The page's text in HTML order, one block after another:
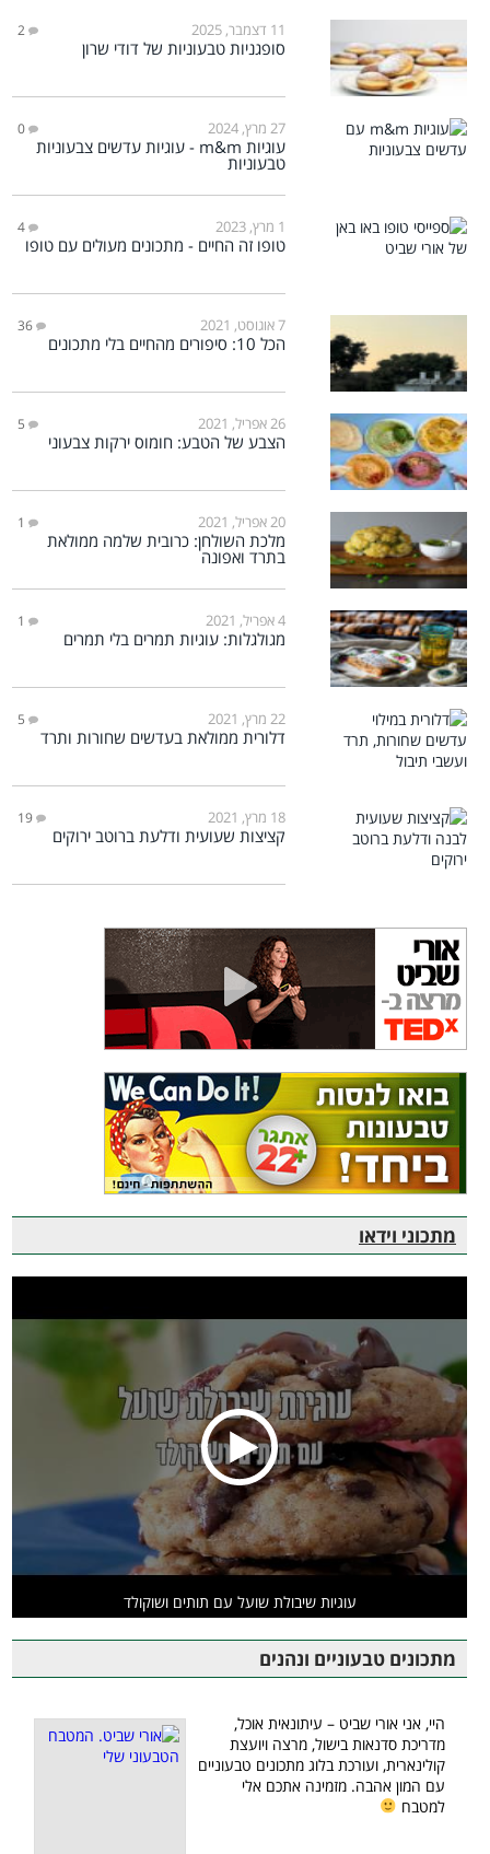
11 דצמבר, 2025 2
סופגניות טבעוניות של דודי שרון
27 מרץ, 2024 0
עוגיות m&m - עוגיות עדשים צבעוניות
טבעוניות
1 מרץ, 2023 4
טופו זה החיים - מתכונים מעולים עם טופו
7 אוגוסט, 2021 36
הכל 10: סיפורים מהחיים בלי מתכונים
26 אפריל, 2021 5
הצבע של הטבע: חומוס ירקות צבעוני
20 אפריל, 2021 1
מלכת השולחן: כרובית שלמה ממולאת
בתרד ואפונה
4 אפריל, 2021 1
מגולגלות: עוגיות תמרים בלי תמרים
22 מרץ, 2021 5
דלורית ממולאת בעדשים שחורות ותרד
18 מרץ, 2021 19
קציצות שעועית ודלעת ברוטב ירוקים
מתכוני וידאו
עוגיות שיבולת שועל עם תותים ושוקולד
מתכונים טבעוניים ונהנים
היי, אני אורי שביט – עיתונאית אוכל,
מדריכת סדנאות בישול, מרצה ויועצת
קולינארית, ועורכת בלוג מתכונים טבעוניים
עם המון אהבה. מזמינה אתכם אלי
למטבח